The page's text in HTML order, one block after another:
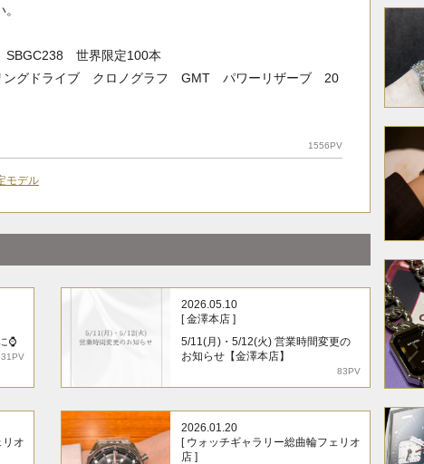
世界限定100本
ングドライブ クロノグラフ GMT パワーリザーブ 20
1556PV
モデル
⌚
31PV
2026.05.10
[ 金澤本店 ]
5/11(月)・5/12(火) 営業時間変更の
お知らせ【金澤本店】
83PV
リオ
2026.01.20
[ ウォッチギャラリー総曲輪フェリオ
店 ]